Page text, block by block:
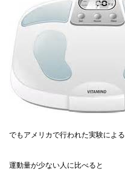
でもアメリカで行われた実験によ
運動量が少ない人に比べると